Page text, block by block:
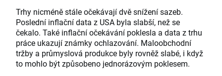
Trhy nicméně stále očekávají dvě snížení sazeb.
Poslední inflační data z USA byla slabší, než se
čekalo. Také inflační očekávání poklesla a data z trhu
práce ukazují známky ochlazování. Maloobchodní
tržby a průmyslová produkce byly rovněž slabé, i když
to mohlo být způsobeno jednorázovým poklesem.